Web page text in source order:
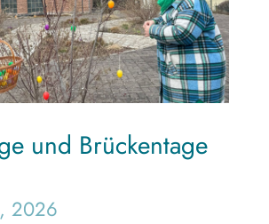
und Brückentage
2026